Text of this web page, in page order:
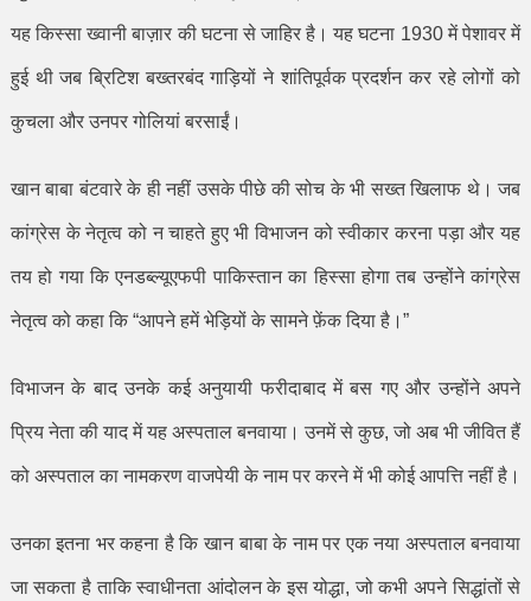
यह किस्सा ख्वानी बाज़ार की घटना से जाहिर है। यह घटना 1930में पेशावर में
हुई थी जब ब्रिटिश बख्तरबंद गाड़ियों ने शांतिपूर्वक प्रदर्शन कर रहे लोगों को
कुचला और उनपर गोलियां बरसाईं।
खान बाबा बंटवारे के ही नहीं उसके पीछे की सोच के भी सख्त खिलाफ थे। जब
कांग्रेस के नेतृत्व को न चाहते हुए भी विभाजन को स्वीकार करना पड़ा और यह
तय हो गया कि एनडब्ल्यूएफपी पाकिस्तान का हिस्सा होगा तब उन्होंने कांग्रेस
नेतृत्व को कहा कि “आपने हमें भेड़ियों के सामने फ़ेंक दिया है। ”
विभाजन के बाद उनके कई अनुयायी फरीदाबाद में बस गए और उन्होंने अपने
प्रिय नेता की याद में यह अस्पताल बनवाया। उनमें से कुछ,जो अब भी जीवित हैं
को अस्पताल का नामकरण वाजपेयी के नाम पर करने में भी कोई आपत्ति नहीं है।
उनका इतना भर कहना है कि खान बाबा के नाम पर एक नया अस्पताल बनवाया
जा सकता है ताकि स्वाधीनता आंदोलन के इस योद्धा,जो कभी अपने सिद्धांतों से